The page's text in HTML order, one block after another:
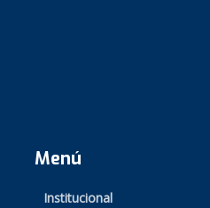
Menú
Institucional